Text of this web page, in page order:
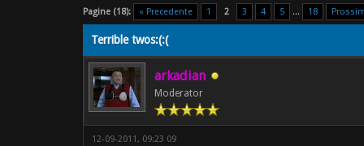
Pagine (18): « Precedente 1 2 3 4 5 ... 18
Terrible twos:(:(
arkadian
Moderator
12-09-2011, 09:23 09